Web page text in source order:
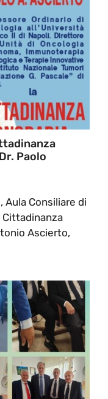
Paolo
Aula Consiliare di
Ascierto,